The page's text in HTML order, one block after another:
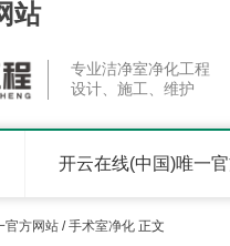
站
专业洁净室净化工程
设计、施工、维护
开云在线(中国)唯一
官方网站 /手术室净化 正文